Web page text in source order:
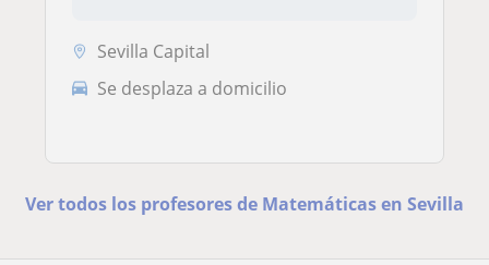
Sevilla Capital
Se desplaza a domicilio
Ver todos los profesores de Matemáticas en Sevilla